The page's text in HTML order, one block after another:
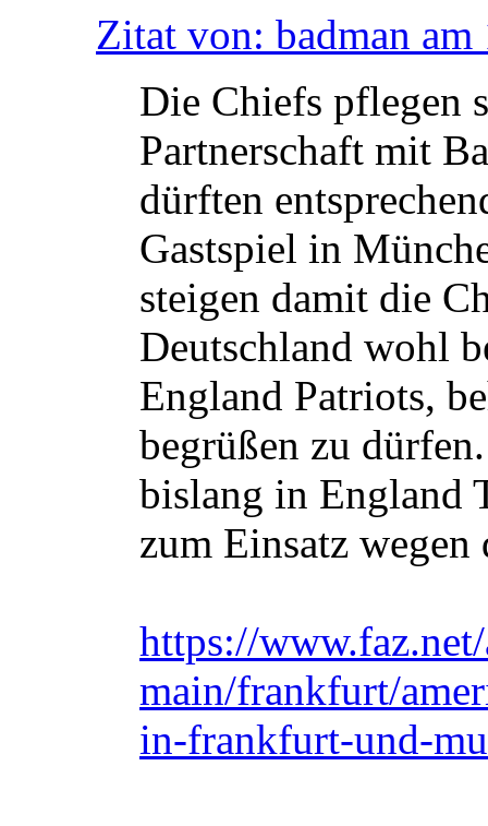
Zitat von: badman
Die Chiefs pflegen
Partnerschaft mit
dürften
Gastspiel in
steigen damit die
Deutschland wohl
England Patriots,
begrüßen zu
bislang in England
zum Einsatz wegen
https://
main/frankfurt/
in-frankfurt-und-